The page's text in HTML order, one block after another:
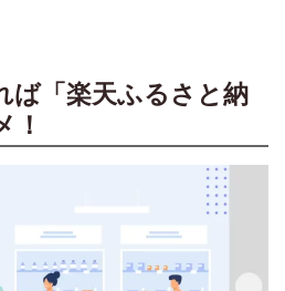
ば「楽天ふるさと納
！